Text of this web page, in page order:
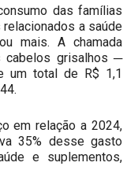
das famílias
a saúde
mais. A chamada
cabelos grisalhos ─
um total de R$ 1,1
em relação a 2024,
35% desse gasto
e suplementos,